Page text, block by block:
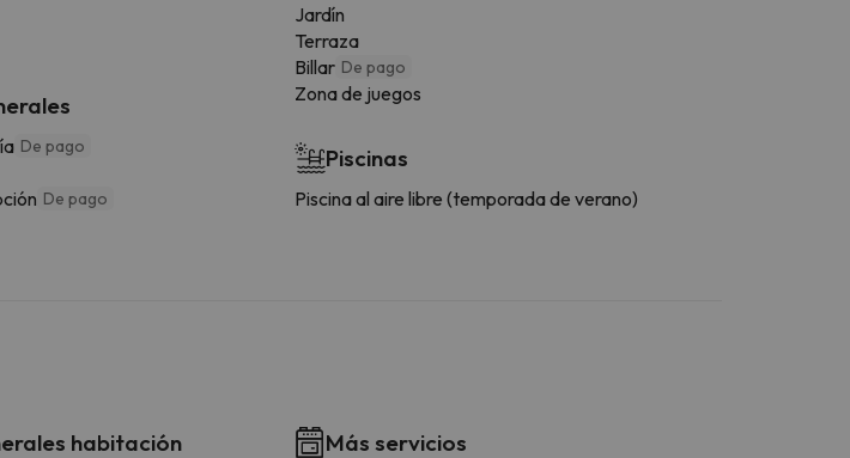
De pago
De pago
Jardín
Terraza
Billar De pago
Zona de juegos
Piscinas
Piscina al aire libre (temporada de verano)
habitación Más servicios